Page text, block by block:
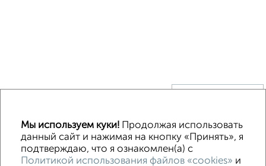
Без посредников В деревне Каркасный
Деревянный
Готовый дом Под ключ Загородный
Мы используем куки!Продолжая использовать
данный сайт и нажимая на кнопку «Принять», я
подтверждаю, что я ознакомлен(а) с
Политикой использования файлов «cookies» и